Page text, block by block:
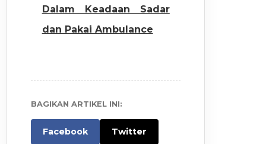
Dalam Keadaan Sadar
dan Pakai Ambulance
BAGIKAN ARTIKEL INI:
Facebook Twitter